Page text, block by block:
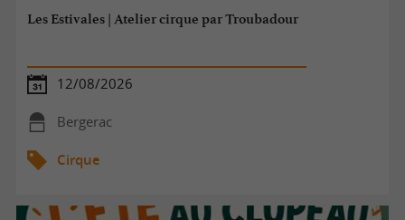
Les Estivales | Atelier cirque par Troubadour
12/08/2026
Bergerac
Cirque